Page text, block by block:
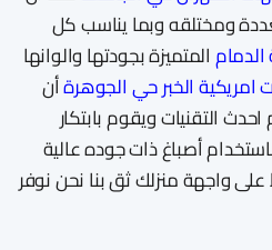
ومختلقه وبما يناسب كل
الدمامالمتميزة بجودتها والوانها
امريكية الخبر حي الجوهرةأن
التقنيات ويقوم بابتكار
أصباغ ذات جوده عالية
واجهة منزلك ثق بنا نحن نوفر